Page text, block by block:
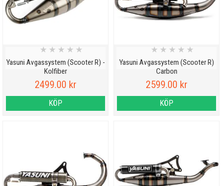
Yasuni Avgassystem (Scooter R) -
Kolfiber
★ ★ ★ ★ ★
2499.00 kr
KÖP
Yasuni Avgassystem (Scooter R)
Carbon
★ ★ ★ ★ ★
2599.00 kr
KÖP